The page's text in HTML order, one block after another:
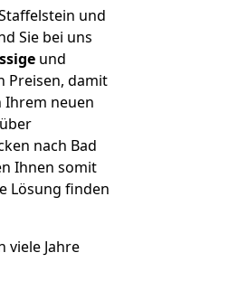
und
Sie bei uns
und
Preisen, damit
Ihrem neuen
nach Bad
Ihnen somit
Lösung finden
viele Jahre